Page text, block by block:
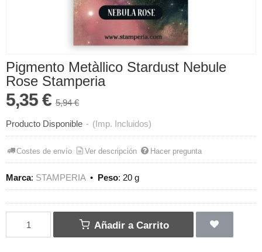
Pigmento Metàllico Stardust Nebule
Rose Stamperia
5,35 € 5,94 €
Producto Disponible - (Imp. Incluidos)
Costes de envío Ver descripción Hacer pregunta
Marca: STAMPERIA• Peso: 20 g
Añadir a Carrito